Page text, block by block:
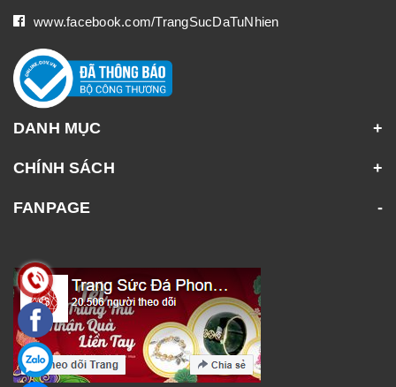
www.facebook.com/TrangSucDaTuNhien
DANH MỤC
CHÍNH SÁCH
FANPAGE